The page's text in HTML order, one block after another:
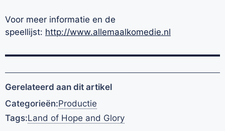
Voor meer informatie en de
speellijst: http://www.allemaalkomedie.nl
Gerelateerd aan dit artikel
Categorieën:Productie
Tags:Land of Hope and Glory